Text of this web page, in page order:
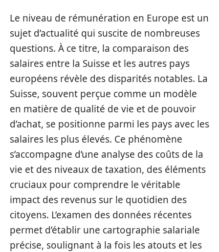
Le niveau de rémunération en Europe est un
sujet d’actualité qui suscite de nombreuses
questions. À ce titre, la comparaison des
salaires entre la Suisse et les autres pays
européens révèle des disparités notables. La
Suisse, souvent perçue comme un modèle
en matière de qualité de vie et de pouvoir
d’achat, se positionne parmi les pays avec les
salaires les plus élevés. Ce phénomène
s’accompagne d’une analyse des coûts de la
vie et des niveaux de taxation, des éléments
cruciaux pour comprendre le véritable
impact des revenus sur le quotidien des
citoyens. L’examen des données récentes
permet d’établir une cartographie salariale
précise, soulignant à la fois les atouts et les